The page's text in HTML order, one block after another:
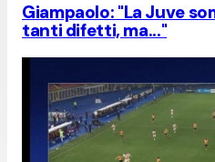
Giampaolo: "La Juve
tanti difetti, ma..."